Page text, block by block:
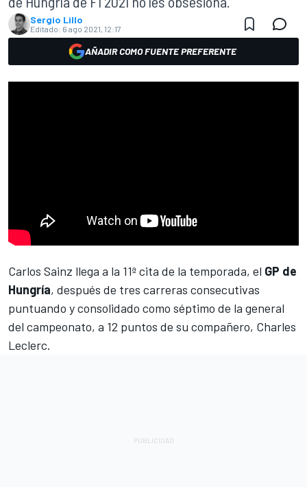
Sergio Lillo
Editado: 6 ago 2021, 12:17
AÑADIR COMO FUENTE PREFERENTE
Carlos Sainz llega a la 11ª cita de la temporada, el GP de
Hungría, después de tres carreras consecutivas
puntuando y consolidado como séptimo de la general
del campeonato, a 12 puntos de su compañero, Charles
Leclerc.